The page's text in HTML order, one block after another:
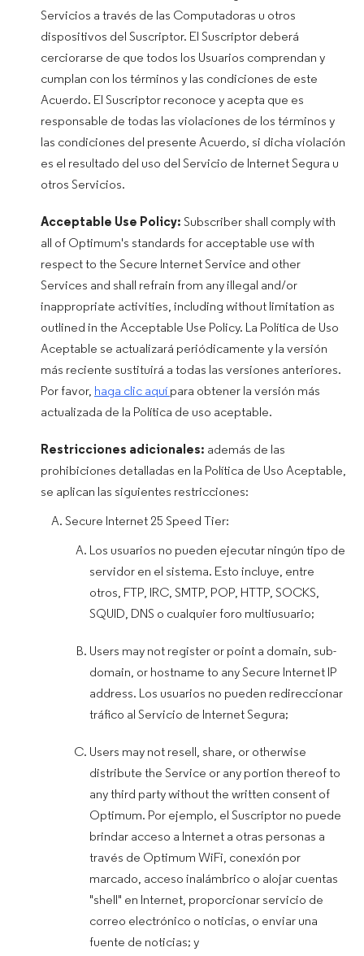
Servicios a través de las Computadoras u otros
dispositivos del Suscriptor. El Suscriptor deberá
cerciorarse de que todos los Usuarios comprendan y
cumplan con los términos y las condiciones de este
Acuerdo. El Suscriptor reconoce y acepta que es
responsable de todas las violaciones de los términos y
las condiciones del presente Acuerdo, si dicha violación
es el resultado del uso del Servicio de Internet Segura u
otros Servicios.
Acceptable Use Policy: Subscriber shall comply with
all of Optimum's standards for acceptable use with
respect to the Secure Internet Service and other
Services and shall refrain from any illegal and/or
inappropriate activities, including without limitation as
outlined in the Acceptable Use Policy. La Política de Uso
Aceptable se actualizará periódicamente y la versión
más reciente sustituirá a todas las versiones anteriores.
Por favor, haga clic aquí para obtener la versión más
actualizada de la Política de uso aceptable.
Restricciones adicionales: además de las
prohibiciones detalladas en la Política de Uso Aceptable,
se aplican las siguientes restricciones:
Secure Internet 25 Speed Tier:
Los usuarios no pueden ejecutar ningún tipo de
servidor en el sistema. Esto incluye, entre
otros, FTP, IRC, SMTP, POP, HTTP, SOCKS,
SQUID, DNS o cualquier foro multiusuario;
Users may not register or point a domain, sub-
domain, or hostname to any Secure Internet IP
address. Los usuarios no pueden redireccionar
tráfico al Servicio de Internet Segura;
Users may not resell, share, or otherwise
distribute the Service or any portion thereof to
any third party without the written consent of
Optimum. Por ejemplo, el Suscriptor no puede
brindar acceso a Internet a otras personas a
través de Optimum WiFi, conexión por
marcado, acceso inalámbrico o alojar cuentas
"shell" en Internet, proporcionar servicio de
correo electrónico o noticias, o enviar una
fuente de noticias; y